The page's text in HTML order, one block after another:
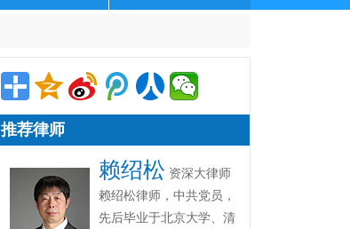
推荐律师
赖绍松 资深大律师
赖绍松律师，中共党员，
先后毕业于北京大学、清